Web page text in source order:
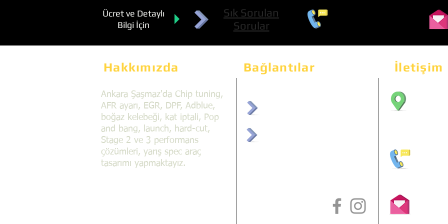
Ücret ve Detaylı
Bilgi İçin
Sık Sorulan
Sorular
Hakkımızda Bağlantılar İletişim
Ankara Şaşmaz'da Chip tuning,
AFR ayarı, EGR, DPF, Adblue,
boğaz kelebeği, kat iptali, Pop
and bang, launch, hard-cut,
Stage 2 ve 3 performans
çözümleri, yarış spec araç
tasarımı yapmaktayız.